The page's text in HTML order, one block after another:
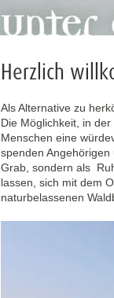
Herzlich
Als Alternative zu
Die Möglichkeit, in
Menschen eine
spenden
Grab, sondern als
lassen, sich mit dem
naturbelassenen